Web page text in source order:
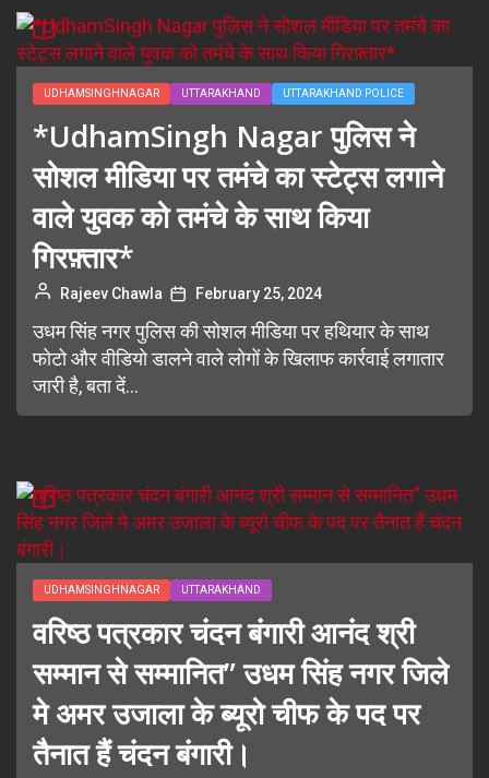
UDHAMSINGHNAGAR UTTARAKHAND UTTARAKHAND POLICE
*UdhamSingh Nagar पुलिस ने
सोशल मीडिया पर तमंचे का स्टेट्स लगाने
वाले युवक को तमंचे के साथ किया
गिरफ़्तार*
Rajeev Chawla February 25, 2024
उधम सिंह नगर पुलिस की सोशल मीडिया पर हथियार के साथ
फोटो और वीडियो डालने वाले लोगों के खिलाफ कार्रवाई लगातार
जारी है, बता दें...
UDHAMSINGHNAGAR UTTARAKHAND
वरिष्ठ पत्रकार चंदन बंगारी आनंद श्री
सम्मान से सम्मानित” उधम सिंह नगर जिले
मे अमर उजाला के ब्यूरो चीफ के पद पर
तैनात हैं चंदन बंगारी।